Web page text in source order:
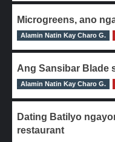
Microgreens, ano
0
Alamin Natin Kay Charo G.
Ang Sansibar Blade
0
Alamin Natin Kay Charo G.
Dating Batilyo
restaurant